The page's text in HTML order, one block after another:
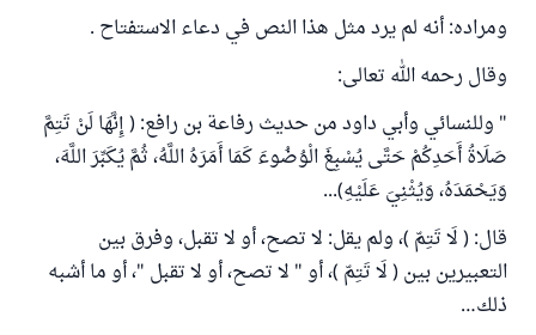
ومراده: أنه لم يرد مثل هذا النص في دعاء الاستفتاح .
وقال رحمه الله تعالى:
" وللنسائي وأبي داود من حديث رفاعة بن رافع: ( إِنَّهَا لَنْ تَتِمَّ
صَلَاةُ أَحَدِكُمْ حَتَّى يُسْبِغَ الْوُضُوءَ كَمَا أَمَرَهُ اللَّهُ، ثُمَّ يُكَبِّرَ اللَّهَ،
وَيَحْمَدَهُ، وَيُثْنِيَ عَلَيْهِ)...
قال: ( لَا تَتِمّ )، ولم يقل: لا تصح، أو لا تقبل، وفرق بين
التعبيرين بين ( لَا تَتِمّ )، أو " لا تصح، أو لا تقبل "، أو ما أشبه
ذلك…